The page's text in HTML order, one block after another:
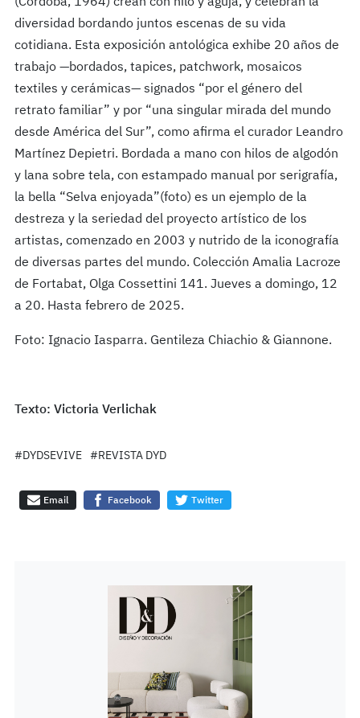
diversidad bordando juntos escenas de su vida
cotidiana. Esta exposición antológica exhibe 20 años de
trabajo —bordados, tapices, patchwork, mosaicos
textiles y cerámicas— signados “por el género del
retrato familiar” y por “una singular mirada del mundo
desde América del Sur”, como afirma el curador Leandro
Martínez Depietri. Bordada a mano con hilos de algodón
y lana sobre tela, con estampado manual por serigrafía,
la bella “Selva enjoyada”(foto) es un ejemplo de la
destreza y la seriedad del proyecto artístico de los
artistas, comenzado en 2003 y nutrido de la iconografía
de diversas partes del mundo. Colección Amalia Lacroze
de Fortabat, Olga Cossettini 141. Jueves a domingo, 12
a 20. Hasta febrero de 2025.
Foto: Ignacio Iasparra. Gentileza Chiachio & Giannone.
Texto: Victoria Verlichak
#DYDSEVIVE #REVISTA DYD
Email Facebook Twitter